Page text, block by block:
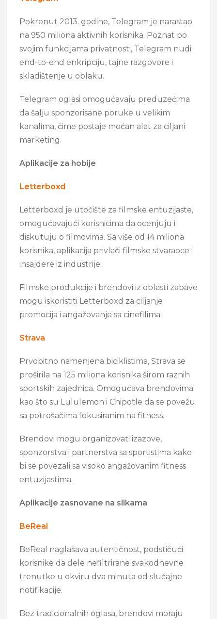
Pokrenut 2013. godine, Telegram je narastao
na 950 miliona aktivnih korisnika. Poznat po
svojim funkcijama privatnosti, Telegram nudi
end-to-end enkripciju, tajne razgovore i
skladištenje u oblaku.
Telegram oglasi omogućavaju preduzećima
da šalju sponzorisane poruke u velikim
kanalima, čime postaje moćan alat za ciljani
marketing.
Aplikacije za hobije
Letterboxd
Letterboxd je utočište za filmske entuzijaste,
omogućavajući korisnicima da ocenjuju i
diskutuju o filmovima. Sa više od 14 miliona
korisnika, aplikacija privlači filmske stvaraoce i
insajdere iz industrije.
Filmske produkcije i brendovi iz oblasti zabave
mogu iskoristiti Letterboxd za ciljanje
promocija i angažovanje sa cinefilima.
Strava
Prvobitno namenjena biciklistima, Strava se
proširila na 125 miliona korisnika širom raznih
sportskih zajednica. Omogućava brendovima
kao što su Lululemon i Chipotle da se povežu
sa potrošačima fokusiranim na fitness.
Brendovi mogu organizovati izazove,
sponzorstva i partnerstva sa sportistima kako
bi se povezali sa visoko angažovanim fitness
entuzijastima.
Aplikacije zasnovane na slikama
BeReal
BeReal naglašava autentičnost, podstičući
korisnike da dele nefiltrirane svakodnevne
trenutke u okviru dva minuta od slučajne
notifikacije.
Bez tradicionalnih oglasa, brendovi moraju